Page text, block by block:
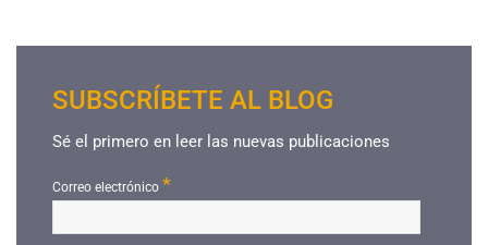
SUBSCRÍBETE AL BLOG
Sé el primero en leer las nuevas publicaciones
Correo electrónico *